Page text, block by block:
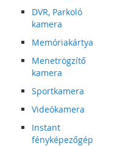
DVR, Parkoló
kamera
Memóriakártya
Menetrögzítő
kamera
Sportkamera
Videókamera
Instant
fényképezőgép